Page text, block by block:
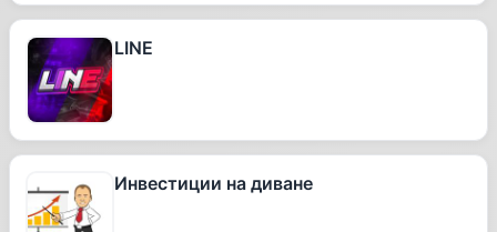
LINE
Инвестиции на диване